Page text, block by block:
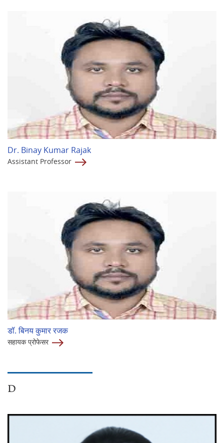
Dr. Binay Kumar Rajak
Assistant Professor
डॉ. बिनय कुमार रजक
सहायक प्रोफेसर
D